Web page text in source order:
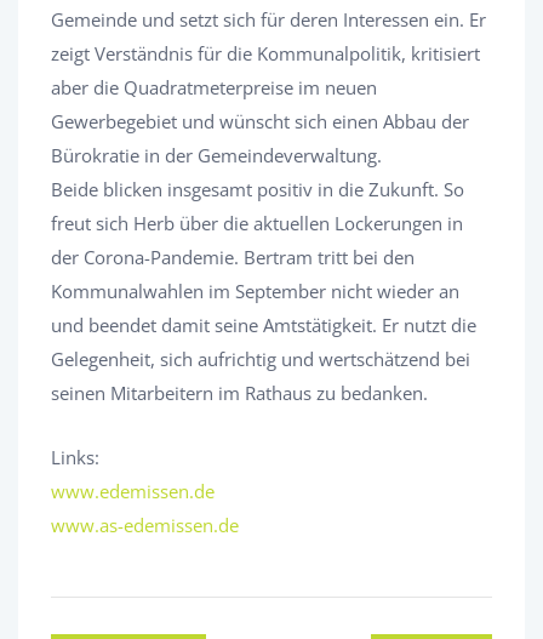
Gemeinde und setzt sich für deren Interessen ein. Er
zeigt Verständnis für die Kommunalpolitik, kritisiert
aber die Quadratmeterpreise im neuen
Gewerbegebiet und wünscht sich einen Abbau der
Bürokratie in der Gemeindeverwaltung.
Beide blicken insgesamt positiv in die Zukunft. So
freut sich Herb über die aktuellen Lockerungen in
der Corona-Pandemie. Bertram tritt bei den
Kommunalwahlen im September nicht wieder an
und beendet damit seine Amtstätigkeit. Er nutzt die
Gelegenheit, sich aufrichtig und wertschätzend bei
seinen Mitarbeitern im Rathaus zu bedanken.
Links:
www.edemissen.de
www.as-edemissen.de